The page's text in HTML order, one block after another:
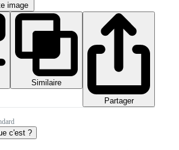
image
Similaire
Partager
c'est ?